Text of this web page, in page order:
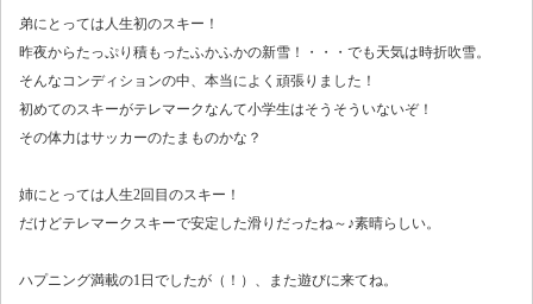
弟にとっては人生初のスキー！
昨夜からたっぷり積もったふかふかの新雪！・・・でも天気は時折吹雪。
そんなコンディションの中、本当によく頑張りました！
初めてのスキーがテレマークなんて小学生はそうそういないぞ！
その体力はサッカーのたまものかな？
姉にとっては人生2回目のスキー！
だけどテレマークスキーで安定した滑りだったね～♪素晴らしい。
ハプニング満載の1日でしたが（！）、また遊びに来てね。